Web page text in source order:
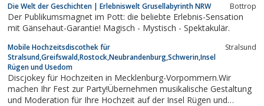
Die Welt der Geschichten | Erlebniswelt Grusellabyrinth NRW Bottrop
Der Publikumsmagnet im Pott: die beliebte Erlebnis-Sensation
mit Gänsehaut-Garantie! Magisch - Mystisch - Spektakulär.
Mobile Hochzeitsdiscothek für
Stralsund,Greifswald,Rostock,Neubrandenburg,Schwerin,Insel
Rügen und Usedom
Stralsund
Discjokey für Hochzeiten in Mecklenburg-Vorpommern.Wir
machen Ihr Fest zur Party!Übernehmen musikalische Gestaltung
und Moderation für Ihre Hochzeit auf der Insel Rügen und